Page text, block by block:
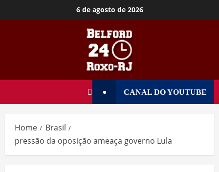
6 de agosto de 2026
CANAL DO YOUTUBE
Home
Brasil
pressão da oposição ameaça governo Lula